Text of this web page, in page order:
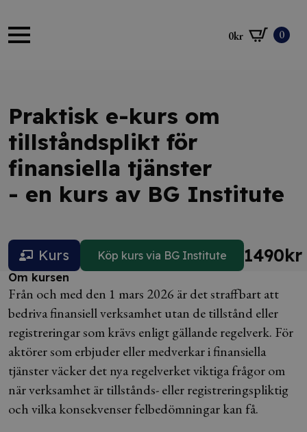
0kr 0
Praktisk e-kurs om
tillståndsplikt för
finansiella tjänster
- en kurs av BG Institute
Kurs Köp kurs via BG Institute 1490kr
Om kursen
Från och med den 1 mars 2026 är det straffbart att
bedriva finansiell verksamhet utan de tillstånd eller
registreringar som krävs enligt gällande regelverk. För
aktörer som erbjuder eller medverkar i finansiella
tjänster väcker det nya regelverket viktiga frågor om
när verksamhet är tillstånds- eller registreringspliktig
och vilka konsekvenser felbedömningar kan få.